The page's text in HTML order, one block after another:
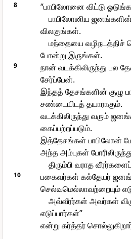
8
“பாபிலோனை விட்டு
பாபிலோனிய
விலகுங்கள்.
மந்தையை வழிநடத்திச்
போன்று இருங்கள்.
9
நான் வடக்கிலிருந்து பல
சேர்ப்பேன்.
இந்தத் தேசங்களின் குழு
சண்டையிடத் தயாராகும்.
வடக்கிலிருந்து வரும்
கைப்பற்றப்படும்.
இத்தேசங்கள் பாபிலோன்
அந்த அம்புகள்
திரும்பி வராத
10
பகைவர்கள் கல்தேயர்
செல்வமெல்லாவற்றையும்
அவ்வீரர்கள் அவர்கள்
எடுப்பார்கள்”
என்று கர்த்தர்